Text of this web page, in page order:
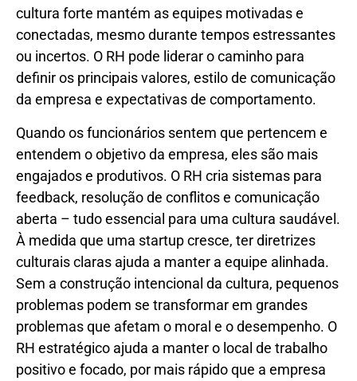
cultura forte mantém as equipes motivadas e
conectadas, mesmo durante tempos estressantes
ou incertos. O RH pode liderar o caminho para
definir os principais valores, estilo de comunicação
da empresa e expectativas de comportamento.
Quando os funcionários sentem que pertencem e
entendem o objetivo da empresa, eles são mais
engajados e produtivos. O RH cria sistemas para
feedback, resolução de conflitos e comunicação
aberta – tudo essencial para uma cultura saudável.
À medida que uma startup cresce, ter diretrizes
culturais claras ajuda a manter a equipe alinhada.
Sem a construção intencional da cultura, pequenos
problemas podem se transformar em grandes
problemas que afetam o moral e o desempenho. O
RH estratégico ajuda a manter o local de trabalho
positivo e focado, por mais rápido que a empresa